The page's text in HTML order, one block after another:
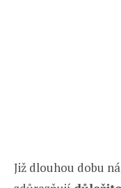
Již dlouhou dobu